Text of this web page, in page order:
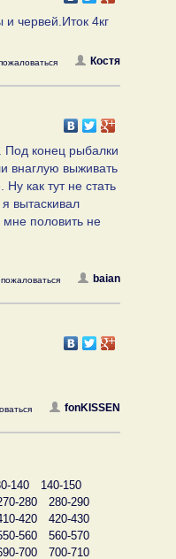
червей.Иток 4кг
Костя
Под конец рыбалки
внаглую выживать
как тут не стать
вытаскивал
мне половить не
baian
пожаловаться
fonKISSEN
140
140-150
280
280-290
420
420-430
560
560-570
700 700-710